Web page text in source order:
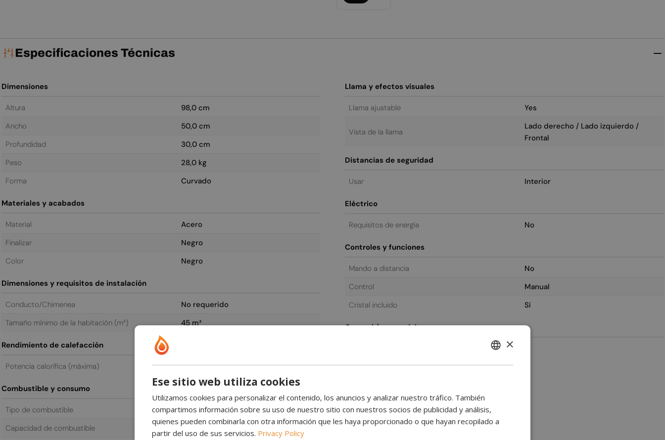
Especificaciones Técnicas
Dimensiones
Altura
98,0 cm
Ancho
50,0 cm
Profundidad
30,0 cm
Peso
28,0 kg
Forma
Curvado
Materiales y acabados
Material
Acero
Finalizar
Negro
Color
Negro
Dimensiones y requisitos de instalación
Conducto/Chimenea
No requerido
Tamaño mínimo de la habitación (m³)
45 m³
Rendimiento de calefacción
Potencia calorífica (máxima) 1,9 kW
Combustible y consumo
Tipo de combustible
Bioetanol
Capacidad de combustible
Llama y efectos visuales
Llama ajustable Yes
Vista de la llama
Lado derecho / Lado izquierdo /
Frontal
Distancias de seguridad
Usar Interior
Eléctrico
Requisitos de energía No
Controles y funciones
Mando a distancia
No
Control
Manual
Cristal incluido
Sí
General / comercial
CZECH
×
Ese sitio web utiliza cookies
Utilizamos cookies para personalizar el contenido, los anuncios y analizar nuestro tráfico. También
compartimos información sobre su uso de nuestro sitio con nuestros socios de publicidad y análisis,
quienes pueden combinarla con otra información que les haya proporcionado o que hayan recopilado a
partir del uso de sus servicios. Privacy Policy